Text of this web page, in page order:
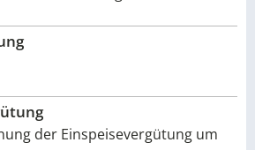
der Einspeisevergütung um